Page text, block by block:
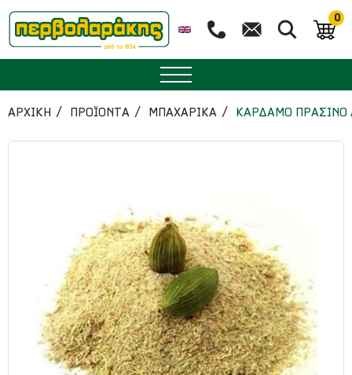
0
ΜΠΑΧΑΡΙΚΑ
ΒΟΤΑΝΑ
ΔΙΑΤΡΟΦΗ
ΖΑΧΑΡΟΠΛΑΣΤΙΚΗ
ΑΙΘΕΡΙΑ ΕΛΑΙΑ
ΑΡΧΙΚΉ ΠΡΟΪΟΝΤΑ ΜΠΑΧΑΡΙΚΑ ΚΑΡΔΑΜΟ ΠΡΑΣΙΝΟ